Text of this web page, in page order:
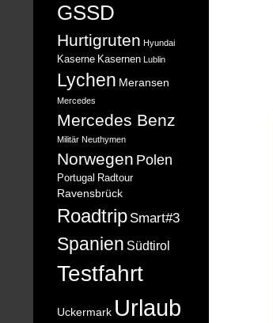
GSSD
Hurtigruten Hyundai
Kaserne Kasernen Lublin
Lychen Meransen
Mercedes
Mercedes Benz
Militär Neuthymen
Norwegen Polen
Portugal Radtour
Ravensbrück
Roadtrip Smart#3
Spanien Südtirol
Testfahrt
Uckermark Urlaub